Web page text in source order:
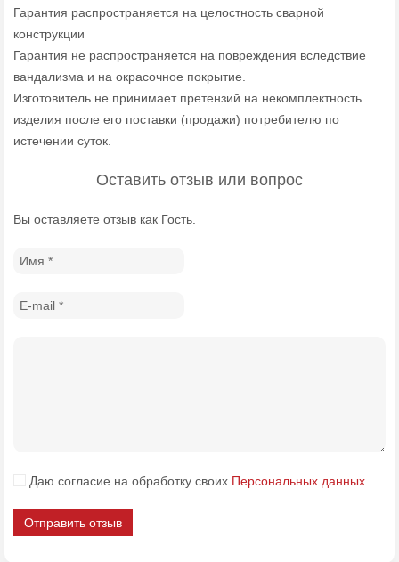
Гарантия распространяется на целостность сварной
конструкции
Гарантия не распространяется на повреждения вследствие
вандализма и на окрасочное покрытие.
Изготовитель не принимает претензий на некомплектность
изделия после его поставки (продажи) потребителю по
истечении суток.
Оставить отзыв или вопрос
Вы оставляете отзыв как Гость.
Даю согласие на обработку своих Персональных данных
Отправить отзыв